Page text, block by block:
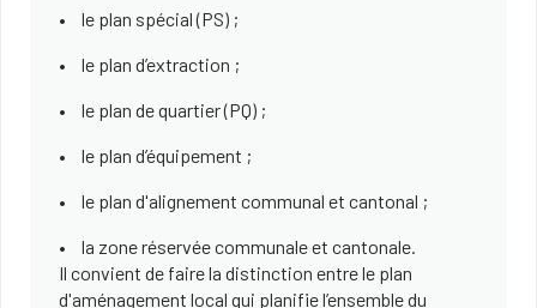
le plan spécial (PS) ;
le plan d’extraction ;
le plan de quartier (PQ) ;
le plan d’équipement ;
le plan d'alignement communal et cantonal ;
la zone réservée communale et cantonale.
Il convient de faire la distinction entre le plan
d'aménagement local qui planifie l’ensemble du